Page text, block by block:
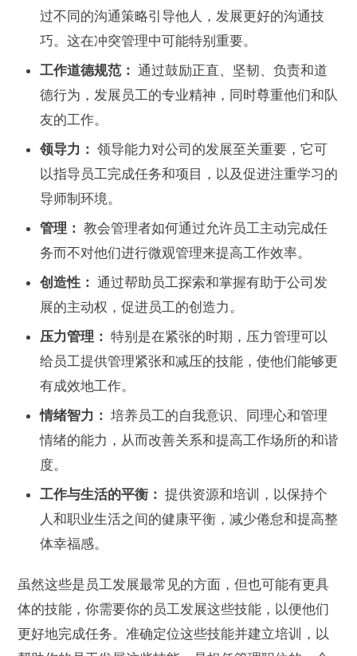
过不同的沟通策略引导他人，发展更好的沟通技
巧。这在冲突管理中可能特别重要。
工作道德规范： 通过鼓励正直、坚韧、负责和道
德行为，发展员工的专业精神，同时尊重他们和队
友的工作。
领导力： 领导能力对公司的发展至关重要，它可
以指导员工完成任务和项目，以及促进注重学习的
导师制环境。
管理： 教会管理者如何通过允许员工主动完成任
务而不对他们进行微观管理来提高工作效率。
创造性： 通过帮助员工探索和掌握有助于公司发
展的主动权，促进员工的创造力。
压力管理： 特别是在紧张的时期，压力管理可以
给员工提供管理紧张和减压的技能，使他们能够更
有成效地工作。
情绪智力： 培养员工的自我意识、同理心和管理
情绪的能力，从而改善关系和提高工作场所的和谐
度。
工作与生活的平衡： 提供资源和培训，以保持个
人和职业生活之间的健康平衡，减少倦怠和提高整
体幸福感。
虽然这些是员工发展最常见的方面，但也可能有更具
体的技能，你需要你的员工发展这些技能，以便他们
更好地完成任务。准确定位这些技能并建立培训，以